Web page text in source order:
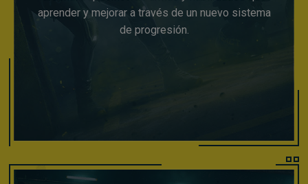
aprender y mejorar a través de un nuevo sistema
de progresión.